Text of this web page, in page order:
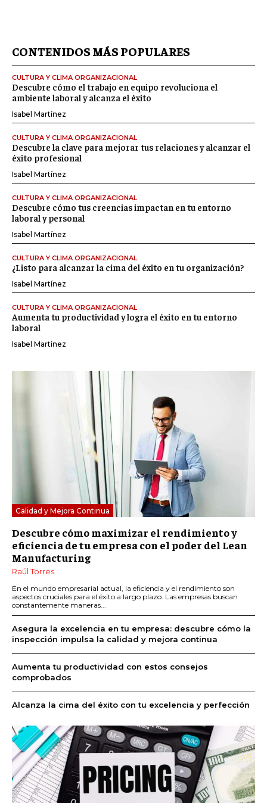
CONTENIDOS MÁS POPULARES
CULTURA Y CLIMA ORGANIZACIONAL
Descubre cómo el trabajo en equipo revoluciona el
ambiente laboral y alcanza el éxito
Isabel Martínez
CULTURA Y CLIMA ORGANIZACIONAL
Descubre la clave para mejorar tus relaciones y alcanzar el
éxito profesional
Isabel Martínez
CULTURA Y CLIMA ORGANIZACIONAL
Descubre cómo tus creencias impactan en tu entorno
laboral y personal
Isabel Martínez
CULTURA Y CLIMA ORGANIZACIONAL
¿Listo para alcanzar la cima del éxito en tu organización?
Isabel Martínez
CULTURA Y CLIMA ORGANIZACIONAL
Aumenta tu productividad y logra el éxito en tu entorno
laboral
Isabel Martínez
Calidad y Mejora Continua
Descubre cómo maximizar el rendimiento y
eficiencia de tu empresa con el poder del Lean
Manufacturing
Raúl Torres
En el mundo empresarial actual, la eficiencia y el rendimiento son
aspectos cruciales para el éxito a largo plazo. Las empresas buscan
constantemente maneras...
Asegura la excelencia en tu empresa: descubre cómo la
inspección impulsa la calidad y mejora continua
Aumenta tu productividad con estos consejos
comprobados
Alcanza la cima del éxito con tu excelencia y perfección